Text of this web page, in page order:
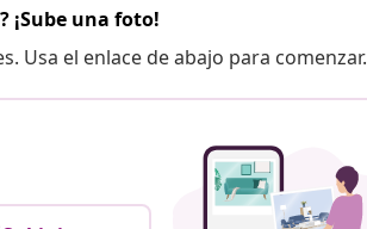
¡Sube una foto!
Usa el enlace de abajo para comenzar.